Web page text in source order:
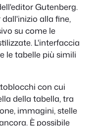
Gutenberg.
alla fine,
su come le
L'interfaccia
le tabelle più simili
con cui
della tabella, tra
immagini, stelle
È possibile